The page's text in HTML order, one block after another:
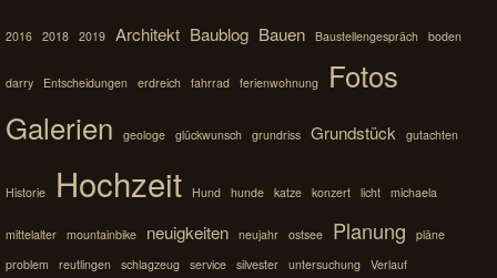
2016 2018 2019 Architekt Baublog Bauen Baustellengespräch boden
darry Entscheidungen erdreich fahrrad ferienwohnung
Fotos
Galerien
geologe glückwunsch grundriss Grundstück gutachten
Historie Hochzeit Hund hunde katze konzert licht michaela
mittelalter mountainbike neuigkeiten neujahr ostsee Planung
pläne
problem
reutlingen schlagzeug service silvester untersuchung Verlauf